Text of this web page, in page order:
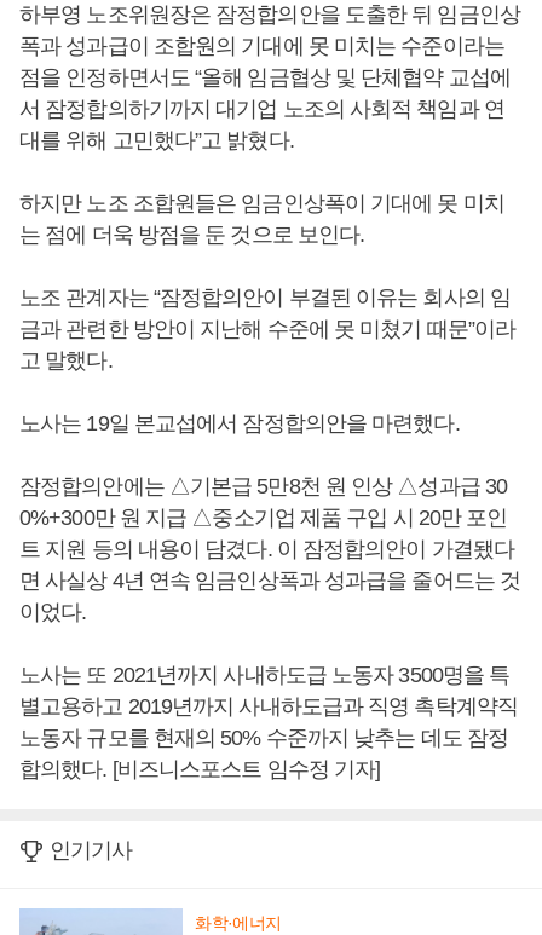
하부영 노조위원장은 잠정합의안을 도출한 뒤 임금인상
폭과 성과급이 조합원의 기대에 못 미치는 수준이라는
점을 인정하면서도 “올해 임금협상 및 단체협약 교섭에
서 잠정합의하기까지 대기업 노조의 사회적 책임과 연
대를 위해 고민했다”고 밝혔다.
하지만 노조 조합원들은 임금인상폭이 기대에 못 미치
는 점에 더욱 방점을 둔 것으로 보인다.
노조 관계자는 “잠정합의안이 부결된 이유는 회사의 임
금과 관련한 방안이 지난해 수준에 못 미쳤기 때문”이라
고 말했다.
노사는 19일 본교섭에서 잠정합의안을 마련했다.
잠정합의안에는 △기본급 5만8천 원 인상 △성과급 30
0%+300만 원 지급 △중소기업 제품 구입 시 20만 포인
트 지원 등의 내용이 담겼다. 이 잠정합의안이 가결됐다
면 사실상 4년 연속 임금인상폭과 성과급을 줄어드는 것
이었다.
노사는 또 2021년까지 사내하도급 노동자 3500명을 특
별고용하고 2019년까지 사내하도급과 직영 촉탁계약직
노동자 규모를 현재의 50% 수준까지 낮추는 데도 잠정
합의했다. [비즈니스포스트 임수정 기자]
인기기사
화학·에너지